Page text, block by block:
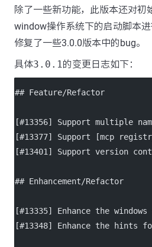
除了一些新功能，此版本还对初
window操作系统下的启动脚本
修复了一些3.0.0版本中的bug。
具体3.0.1的变更日志如下：
## Feature/Refactor
[#13356] Support multiple
[#13377] Support [mcp
[#13401 ] Support version
## Enhancement/Refactor
[#13335] Enhance the
[#13348] Enhance the hints